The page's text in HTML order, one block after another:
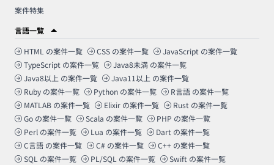
案件特集
言語一覧
HTML の案件一覧 CSS の案件一覧 JavaScript の案件一覧
TypeScript の案件一覧 Java8未満 の案件一覧
Java8以上 の案件一覧 Java11以上 の案件一覧
Ruby の案件一覧 Python の案件一覧 R言語 の案件一覧
MATLAB の案件一覧 Elixir の案件一覧 Rust の案件一覧
Go の案件一覧 Scala の案件一覧 PHP の案件一覧
Perl の案件一覧 Lua の案件一覧 Dart の案件一覧
C言語 の案件一覧 C# の案件一覧 C++ の案件一覧
SQL の案件一覧 PL/SQL の案件一覧 Swift の案件一覧